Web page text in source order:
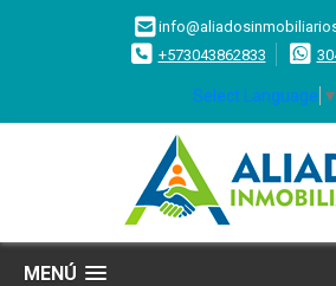
+573043862833
Select Language ▼
MENÚ